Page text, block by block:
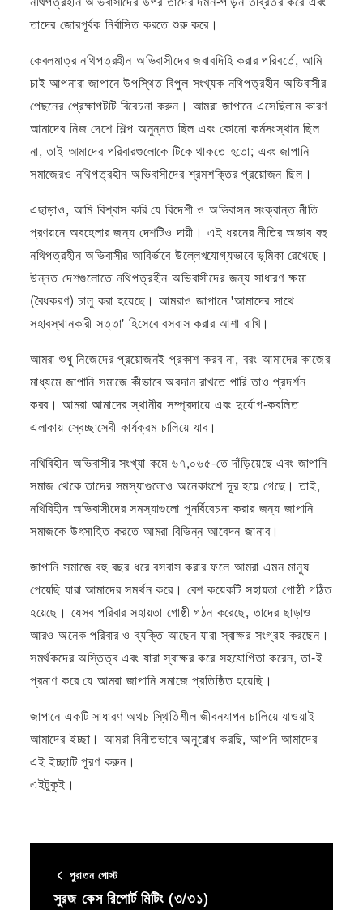
তাদের জোরপূর্বক নির্বাসিত করতে শুরু করে।
কেবলমাত্র নথিপত্রহীন অভিবাসীদের জবাবদিহি করার পরিবর্তে, আমি
চাই আপনারা জাপানে উপস্থিত বিপুল সংখ্যক নথিপত্রহীন অভিবাসীর
পেছনের প্রেক্ষাপটটি বিবেচনা করুন। আমরা জাপানে এসেছিলাম কারণ
আমাদের নিজ দেশে শিল্প অনুন্নত ছিল এবং কোনো কর্মসংস্থান ছিল
না, তাই আমাদের পরিবারগুলোকে টিকে থাকতে হতো; এবং জাপানি
সমাজেরও নথিপত্রহীন অভিবাসীদের শ্রমশক্তির প্রয়োজন ছিল।
এছাড়াও, আমি বিশ্বাস করি যে বিদেশী ও অভিবাসন সংক্রান্ত নীতি
প্রণয়নে অবহেলার জন্য দেশটিও দায়ী। এই ধরনের নীতির অভাব বহু
নথিপত্রহীন অভিবাসীর আবির্ভাবে উল্লেখযোগ্যভাবে ভূমিকা রেখেছে।
উন্নত দেশগুলোতে নথিপত্রহীন অভিবাসীদের জন্য সাধারণ ক্ষমা
(বৈধকরণ) চালু করা হয়েছে। আমরাও জাপানে 'আমাদের সাথে
সহাবস্থানকারী সত্তা' হিসেবে বসবাস করার আশা রাখি।
আমরা শুধু নিজেদের প্রয়োজনই প্রকাশ করব না, বরং আমাদের কাজের
মাধ্যমে জাপানি সমাজে কীভাবে অবদান রাখতে পারি তাও প্রদর্শন
করব। আমরা আমাদের স্থানীয় সম্প্রদায়ে এবং দুর্যোগ-কবলিত
এলাকায় স্বেচ্ছাসেবী কার্যক্রম চালিয়ে যাব।
নথিবিহীন অভিবাসীর সংখ্যা কমে ৬৭,০৬৫-তে দাঁড়িয়েছে এবং জাপানি
সমাজ থেকে তাদের সমস্যাগুলোও অনেকাংশে দূর হয়ে গেছে। তাই,
নথিবিহীন অভিবাসীদের সমস্যাগুলো পুনর্বিবেচনা করার জন্য জাপানি
সমাজকে উৎসাহিত করতে আমরা বিভিন্ন আবেদন জানাব।
জাপানি সমাজে বহু বছর ধরে বসবাস করার ফলে আমরা এমন মানুষ
পেয়েছি যারা আমাদের সমর্থন করে। বেশ কয়েকটি সহায়তা গোষ্ঠী গঠিত
হয়েছে। যেসব পরিবার সহায়তা গোষ্ঠী গঠন করেছে, তাদের ছাড়াও
আরও অনেক পরিবার ও ব্যক্তি আছেন যারা স্বাক্ষর সংগ্রহ করছেন।
সমর্থকদের অস্তিত্ব এবং যারা স্বাক্ষর করে সহযোগিতা করেন, তা-ই
প্রমাণ করে যে আমরা জাপানি সমাজে প্রতিষ্ঠিত হয়েছি।
জাপানে একটি সাধারণ অথচ স্থিতিশীল জীবনযাপন চালিয়ে যাওয়াই
আমাদের ইচ্ছা। আমরা বিনীতভাবে অনুরোধ করছি, আপনি আমাদের
এই ইচ্ছাটি পূরণ করুন।
এইটুকুই।
পুরাতন পোস্ট
সুরজ কেস রিপোর্ট মিটিং (৩/৩১)